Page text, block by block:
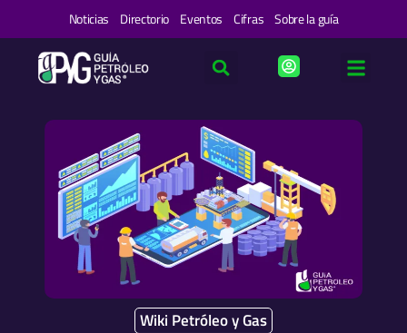
contenido
Noticias Directorio Eventos Cifras Sobre la guía
Wiki Petróleo y Gas